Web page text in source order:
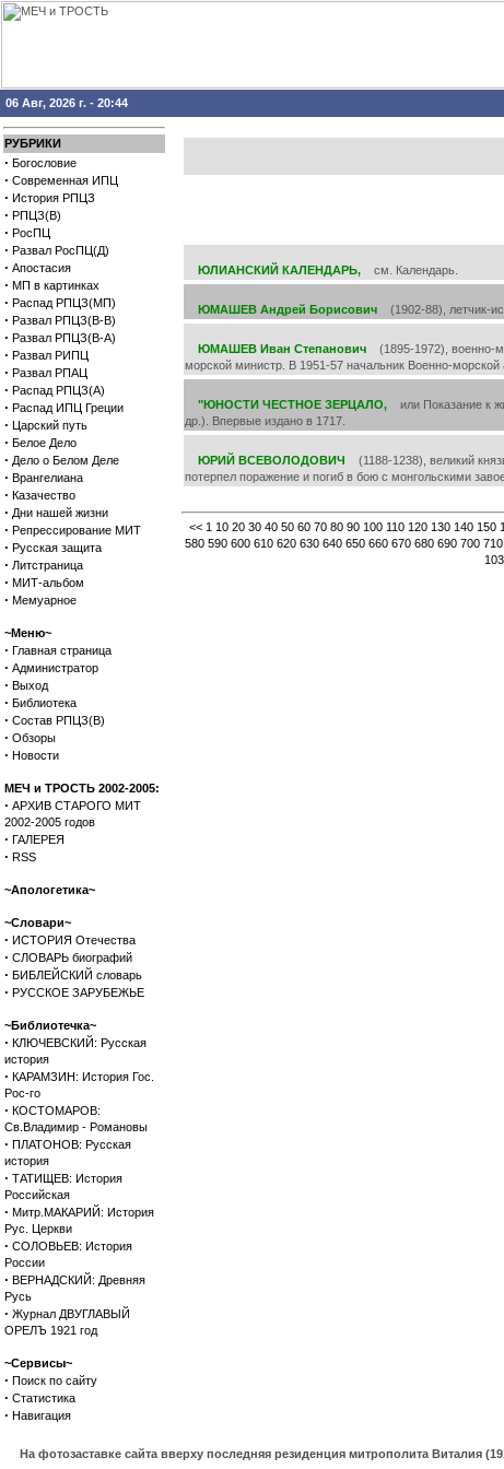
06 Авг, 2026 г. - 20:44
РУБРИКИ
· Богословие
· Современная ИПЦ
· История РПЦЗ
· РПЦЗ(В)
· РосПЦ
· Развал РосПЦ(Д)
· Апостасия
· МП в картинках
· Распад РПЦЗ(МП)
· Развал РПЦЗ(В-В)
· Развал РПЦЗ(В-А)
· Развал РИПЦ
· Развал РПАЦ
· Распад РПЦЗ(А)
· Распад ИПЦ Греции
· Царский путь
· Белое Дело
· Дело о Белом Деле
· Врангелиана
· Казачество
· Дни нашей жизни
· Репрессирование МИТ
· Русская защита
· Литстраница
· МИТ-альбом
· Мемуарное
~Меню~
· Главная страница
· Администратор
· Выход
· Библиотека
· Состав РПЦЗ(В)
· Обзоры
· Новости
МЕЧ и ТРОСТЬ 2002-2005:
· АРХИВ СТАРОГО МИТ
2002-2005 годов
· ГАЛЕРЕЯ
· RSS
~Апологетика~
~Словари~
· ИСТОРИЯ Отечества
· СЛОВАРЬ биографий
· БИБЛЕЙСКИЙ словарь
· РУССКОЕ ЗАРУБЕЖЬЕ
~Библиотечка~
· КЛЮЧЕВСКИЙ: Русская
история
· КАРАМЗИН: История Гос.
Рос-го
· КОСТОМАРОВ:
Св.Владимир - Романовы
· ПЛАТОНОВ: Русская
история
· ТАТИЩЕВ: История
Российская
· Митр.МАКАРИЙ: История
Рус. Церкви
· СОЛОВЬЕВ: История
России
· ВЕРНАДСКИЙ: Древняя
Русь
· Журнал ДВУГЛАВЫЙ
ОРЕЛЪ 1921 год
~Сервисы~
· Поиск по сайту
· Статистика
· Навигация
ЮЛИАНСКИЙ КАЛЕНДАРЬ, см. Календарь.
ЮМАШЕВ Андрей Борисович (1902-88), летчик-
ЮМАШЕВ Иван Степанович (1895-1972), военно-
морской министр. В 1951-57 начальник Военно-морской
"ЮНОСТИ ЧЕСТНОЕ ЗЕРЦАЛО, или Показание к
др.). Впервые издано в 1717.
ЮРИЙ ВСЕВОЛОДОВИЧ (1188-1238), великий
потерпел поражение и погиб в бою с монгольскими
<< 1 10 20 30 40 50 60 70 80 90 100 110 120 130 140 150
580 590 600 610 620 630 640 650 660 670 680 690 700 710
На фотозаставке сайта вверху последняя резиденция митрополита